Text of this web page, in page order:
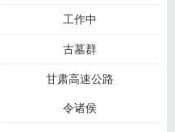
工作中
古墓群
甘肃高速公路
令诸侯